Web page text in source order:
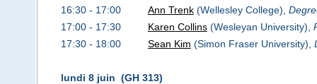
16:30 - 17:00
Ann Trenk(Wellesley College),
17:00 - 17:30
Karen Collins(Wesleyan University),
17:30 - 18:00
Sean Kim (Simon Fraser University),
lundi 8 juin (GH 313)